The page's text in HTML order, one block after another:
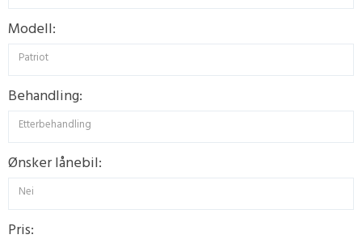
Modell:
Patriot
Behandling:
Etterbehandling
Ønsker lånebil:
Nei
Pris: